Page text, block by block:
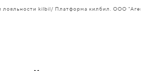
лояльности kilbil/ Платформа килбил. ООО